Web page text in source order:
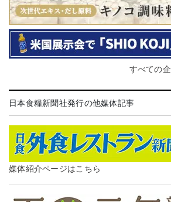
すべての
日本食糧新聞社発行の他媒体記事
媒体紹介ページはこちら